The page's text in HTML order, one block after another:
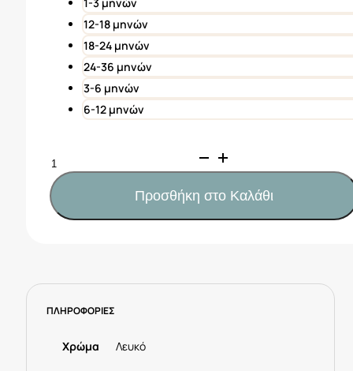
12-18 μηνών
18-24 μηνών
24-36 μηνών
3-6 μηνών
6-12 μηνών
Pretty
Baby
Συσκευασία
6
τεμαχίων
Love.
100%
Προσθήκη στο Καλάθι
ΠΛΗΡΟΦΟΡΙΕΣ
Χρώμα Λευκό